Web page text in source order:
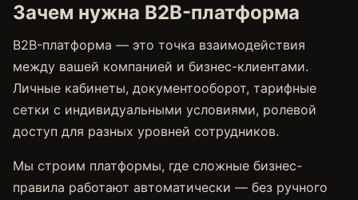
Зачем нужна B2B-платформа
B2B-платформа — это точка взаимодействия
между вашей компанией и бизнес-клиентами.
Личные кабинеты, документооборот, тарифные
сетки с индивидуальными условиями, ролевой
доступ для разных уровней сотрудников.
Мы строим платформы, где сложные бизнес-
правила работают автоматически — без ручного